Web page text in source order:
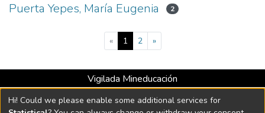
Puerta Yepes, María Eugenia 2
« 1(current)
2 »
Vigilada Mineducación
Universidad con Acreditación Institucional hasta 2026 -
Resolución MEN 2158 de 2018
Hi! Could we please enable some additional services for